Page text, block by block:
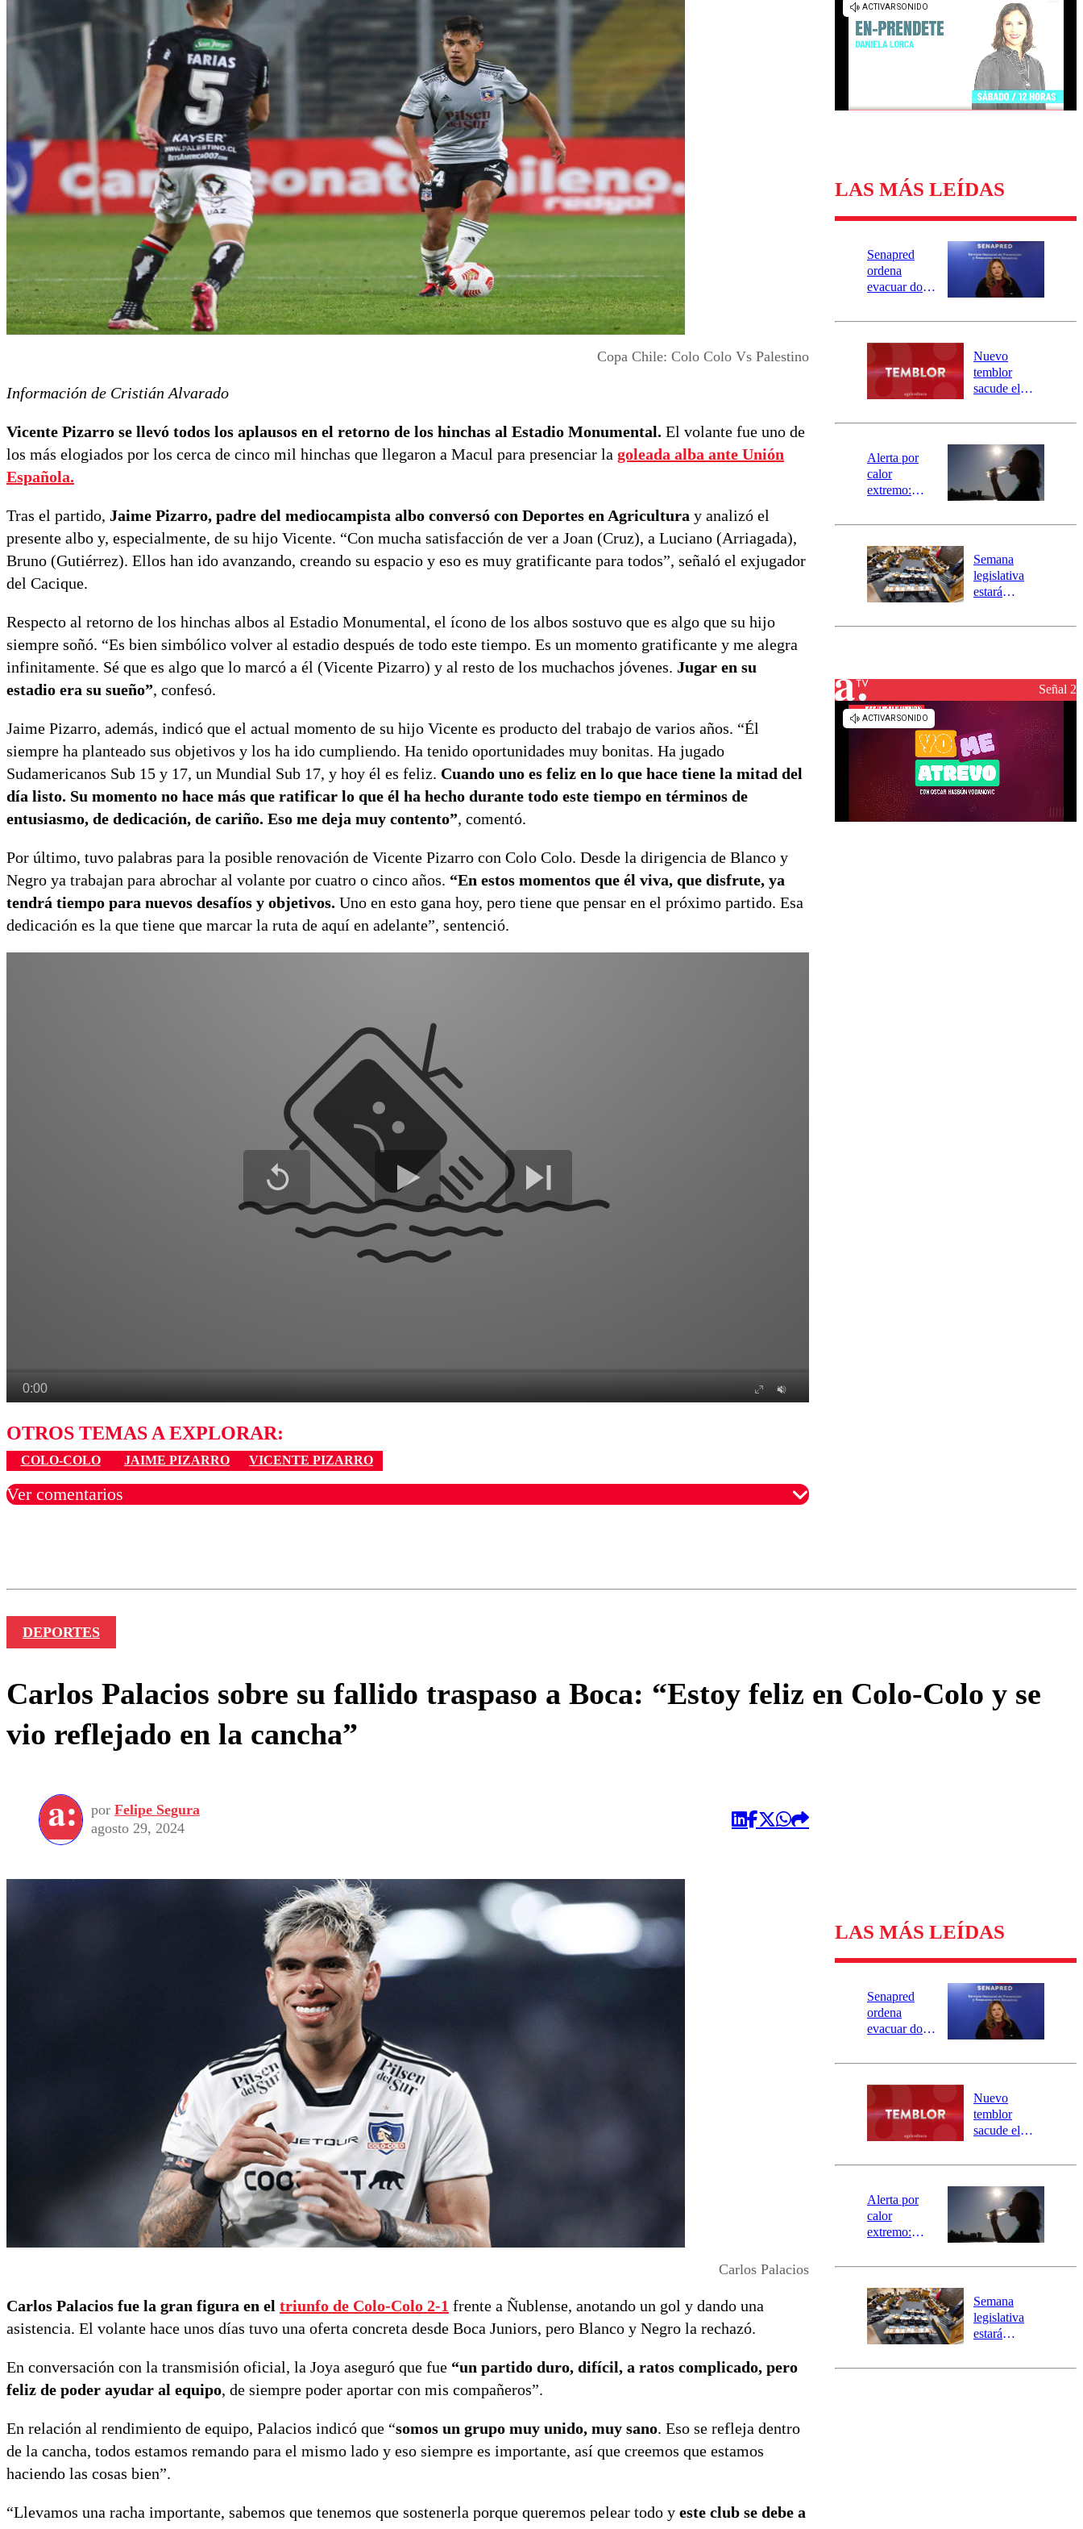
Universidad de Chile
Sustentabilidad
Copa Chile: Colo Colo Vs Palestino
Información de Cristián Alvarado
Vicente Pizarro se llevó todos los aplausos en el retorno de los hinchas al Estadio Monumental. El volante fue uno de
los más elogiados por los cerca de cinco mil hinchas que llegaron a Macul para presenciar la goleada alba ante Unión
Española.
Tras el partido, Jaime Pizarro, padre del mediocampista albo conversó con Deportes en Agricultura y analizó el
presente albo y, especialmente, de su hijo Vicente. “Con mucha satisfacción de ver a Joan (Cruz), a Luciano (Arriagada),
Bruno (Gutiérrez). Ellos han ido avanzando, creando su espacio y eso es muy gratificante para todos”, señaló el exjugador
del Cacique.
Respecto al retorno de los hinchas albos al Estadio Monumental, el ícono de los albos sostuvo que es algo que su hijo
siempre soñó. “Es bien simbólico volver al estadio después de todo este tiempo. Es un momento gratificante y me alegra
infinitamente. Sé que es algo que lo marcó a él (Vicente Pizarro) y al resto de los muchachos jóvenes. Jugar en su
estadio era su sueño”, confesó.
Jaime Pizarro, además, indicó que el actual momento de su hijo Vicente es producto del trabajo de varios años. “Él
siempre ha planteado sus objetivos y los ha ido cumpliendo. Ha tenido oportunidades muy bonitas. Ha jugado
Sudamericanos Sub 15 y 17, un Mundial Sub 17, y hoy él es feliz. Cuando uno es feliz en lo que hace tiene la mitad del
día listo. Su momento no hace más que ratificar lo que él ha hecho durante todo este tiempo en términos de
entusiasmo, de dedicación, de cariño. Eso me deja muy contento”, comentó.
Por último, tuvo palabras para la posible renovación de Vicente Pizarro con Colo Colo. Desde la dirigencia de Blanco y
Negro ya trabajan para abrochar al volante por cuatro o cinco años. “En estos momentos que él viva, que disfrute, ya
tendrá tiempo para nuevos desafíos y objetivos. Uno en esto gana hoy, pero tiene que pensar en el próximo partido. Esa
dedicación es la que tiene que marcar la ruta de aquí en adelante”, sentenció.
OTROS TEMAS A EXPLORAR:
COLO-COLO JAIME PIZARRO VICENTE PIZARRO
Ver comentarios
LAS MÁS LEÍDAS
Senapred
ordena
evacuar dos
Carahue por
río Damas:
activa
mensajería
SAE
Nuevo
temblor
sacude el
revisa la
epicentro
Alerta por
calor
extremo:
activa Alerta
Preventiva en
tres comunas
Semana
legislativa
estará
el fin de la
reconstrucciónSeñal 2
DEPORTES
Carlos Palacios sobre su fallido traspaso a Boca: “Estoy feliz en Colo-Colo y se
vio reflejado en la cancha”
por Felipe Segura
agosto 29, 2024
Carlos Palacios
Carlos Palacios fue la gran figura en el triunfo de Colo-Colo 2-1 frente a Ñublense, anotando un gol y dando una
asistencia. El volante hace unos días tuvo una oferta concreta desde Boca Juniors, pero Blanco y Negro la rechazó.
En conversación con la transmisión oficial, la Joya aseguró que fue “un partido duro, difícil, a ratos complicado, pero
feliz de poder ayudar al equipo, de siempre poder aportar con mis compañeros”.
En relación al rendimiento de equipo, Palacios indicó que “somos un grupo muy unido, muy sano. Eso se refleja dentro
de la cancha, todos estamos remando para el mismo lado y eso siempre es importante, así que creemos que estamos
haciendo las cosas bien”.
“Llevamos una racha importante, sabemos que tenemos que sostenerla porque queremos pelear todo y este club se debe a
LAS MÁS LEÍDAS
Senapred
ordena
evacuar dos
Carahue por
activa
mensajería
SAE
Nuevo
temblor
sacude el
revisa la
epicentro
Alerta por
calor
extremo:
activa Alerta
Preventiva en
tres comunas
Semana
legislativa
estará
el fin de la